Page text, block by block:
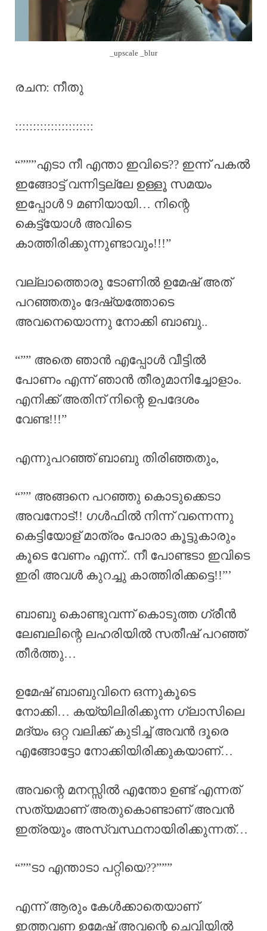
_upscale _blur
രചന: നീതു
::::::::::::::::::::::
“”””എടാ നീ എന്താ ഇവിടെ?? ഇന്ന് പകൽ
ഇങ്ങോട്ട് വന്നിട്ടല്ലേ ഉള്ളൂ സമയം
ഇപ്പോൾ 9 മണിയായി… നിന്റെ
കെട്ട്യോൾ അവിടെ
കാത്തിരിക്കുന്നുണ്ടാവും!!!”
വല്ലാത്തൊരു ടോണിൽ ഉമേഷ് അത്
പറഞ്ഞതും ദേഷ്യത്തോടെ
അവനെയൊന്നു നോക്കി ബാബു..
“”” അതെ ഞാൻ എപ്പോൾ വീട്ടിൽ
പോണം എന്ന് ഞാൻ തീരുമാനിച്ചോളാം.
എനിക്ക് അതിന് നിന്റെ ഉപദേശം
വേണ്ട!!!”
എന്നുപറഞ്ഞ് ബാബു തിരിഞ്ഞതും,
“”” അങ്ങനെ പറഞ്ഞു കൊടുക്കെടാ
അവനോട്!! ഗൾഫിൽ നിന്ന് വന്നെന്നു
കെട്ടിയോള് മാത്രം പോരാ കൂട്ടുകാരും
കൂടെ വേണം എന്ന്.. നീ പോണ്ടടാ ഇവിടെ
ഇരി അവൾ കുറച്ചു കാത്തിരിക്കട്ടെ!!”’
ബാബു കൊണ്ടുവന്ന് കൊടുത്ത ഗ്രീൻ
ലേബലിന്റെ ലഹരിയിൽ സതീഷ് പറഞ്ഞ്
തീർത്തു…
ഉമേഷ് ബാബുവിനെ ഒന്നുകൂടെ
നോക്കി… കയ്യിലിരിക്കുന്ന ഗ്ലാസിലെ
മദ്യം ഒറ്റ വലിക്ക് കുടിച്ച് അവൻ ദൂരെ
എങ്ങോട്ടോ നോക്കിയിരിക്കുകയാണ്…
അവന്റെ മനസ്സിൽ എന്തോ ഉണ്ട് എന്നത്
സത്യമാണ് അതുകൊണ്ടാണ് അവൻ
ഇത്രയും അസ്വസ്ഥനായിരിക്കുന്നത്…
“””ടാ എന്താടാ പറ്റിയെ??”””
എന്ന് ആരും കേൾക്കാതെയാണ്
ഇത്തവണ ഉമേഷ് അവന്റെ ചെവിയിൽ